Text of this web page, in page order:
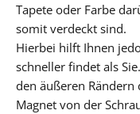
Tapete oder Farbe
somit verdeckt sind.
Hierbei hilft Ihnen
schneller findet als
den äußeren Rändern
Magnet von der